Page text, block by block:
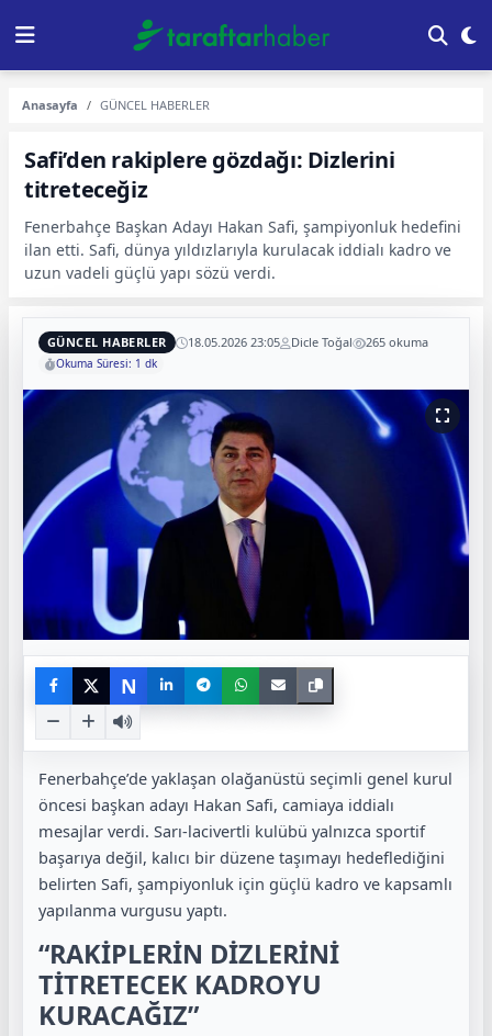
Anasayfa GÜNCEL HABERLER
Safi’den rakiplere gözdağı: Dizlerini
titreteceğiz
Fenerbahçe Başkan Adayı Hakan Safi, şampiyonluk hedefini
ilan etti. Safi, dünya yıldızlarıyla kurulacak iddialı kadro ve
uzun vadeli güçlü yapı sözü verdi.
GÜNCEL HABERLER 18.05.2026 23:05 Dicle Toğal 265 okuma
Okuma Süresi: 1 dk
N
Fenerbahçe’de yaklaşan olağanüstü seçimli genel kurul
öncesi başkan adayı Hakan Safi, camiaya iddialı
mesajlar verdi. Sarı-lacivertli kulübü yalnızca sportif
başarıya değil, kalıcı bir düzene taşımayı hedeflediğini
belirten Safi, şampiyonluk için güçlü kadro ve kapsamlı
yapılanma vurgusu yaptı.
“RAKİPLERİN DİZLERİNİ
TİTRETECEK KADROYU
KURACAĞIZ”